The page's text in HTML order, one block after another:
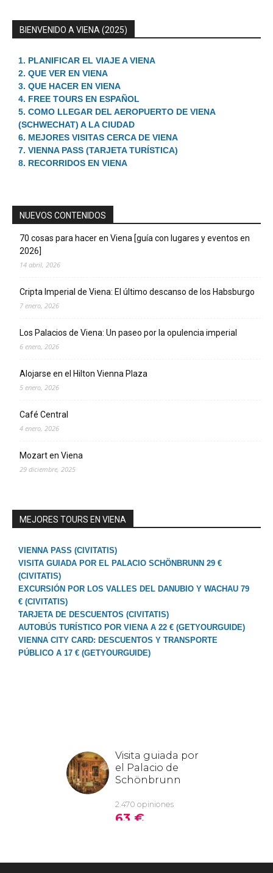
BIENVENIDO A VIENA (2025)
1. PLANIFICAR EL VIAJE A VIENA
2. QUE VER EN VIENA
3. QUE HACER EN VIENA
4. FREE TOURS EN ESPAÑOL
5. COMO LLEGAR DEL AEROPUERTO DE VIENA
(SCHWECHAT) A LA CIUDAD
6. MEJORES VISITAS CERCA DE VIENA
7. VIENNA PASS (TARJETA TURÍSTICA)
8. RECORRIDOS EN VIENA
NUEVOS CONTENIDOS
70 cosas para hacer en Viena [guía con lugares y eventos en
2026]
14 abril, 2026
Cripta Imperial de Viena: El último descanso de los Habsburgo
7 enero, 2026
Los Palacios de Viena: Un paseo por la opulencia imperial
6 enero, 2026
Alojarse en el Hilton Vienna Plaza
5 enero, 2026
Café Central
4 enero, 2026
Mozart en Viena
29 diciembre, 2025
MEJORES TOURS EN VIENA
VIENNA PASS (CIVITATIS)
VISITA GUIADA POR EL PALACIO SCHÖNBRUNN 29 €
(CIVITATIS)
EXCURSIÓN POR LOS VALLES DEL DANUBIO Y WACHAU 79
€ (CIVITATIS)
TARJETA DE DESCUENTOS (CIVITATIS)
AUTOBÚS TURÍSTICO POR VIENA A 22 € (GETYOURGUIDE)
VIENNA CITY CARD: DESCUENTOS Y TRANSPORTE
PÚBLICO A 17 € (GETYOURGUIDE)